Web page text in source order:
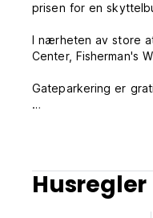
prisen for en
I nærheten av store
Center, Fisherman's
Gateparkering er
Private rom kan
Alle sovesaler er
Husregler